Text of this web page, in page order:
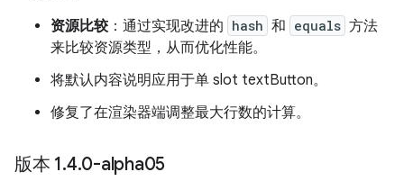
资源比较：通过实现改进的 hash 和 equals 方法
来比较资源类型，从而优化性能。
将默认内容说明应用于单 slot textButton。
修复了在渲染器端调整最大行数的计算。
版本 1.4.0-alpha05